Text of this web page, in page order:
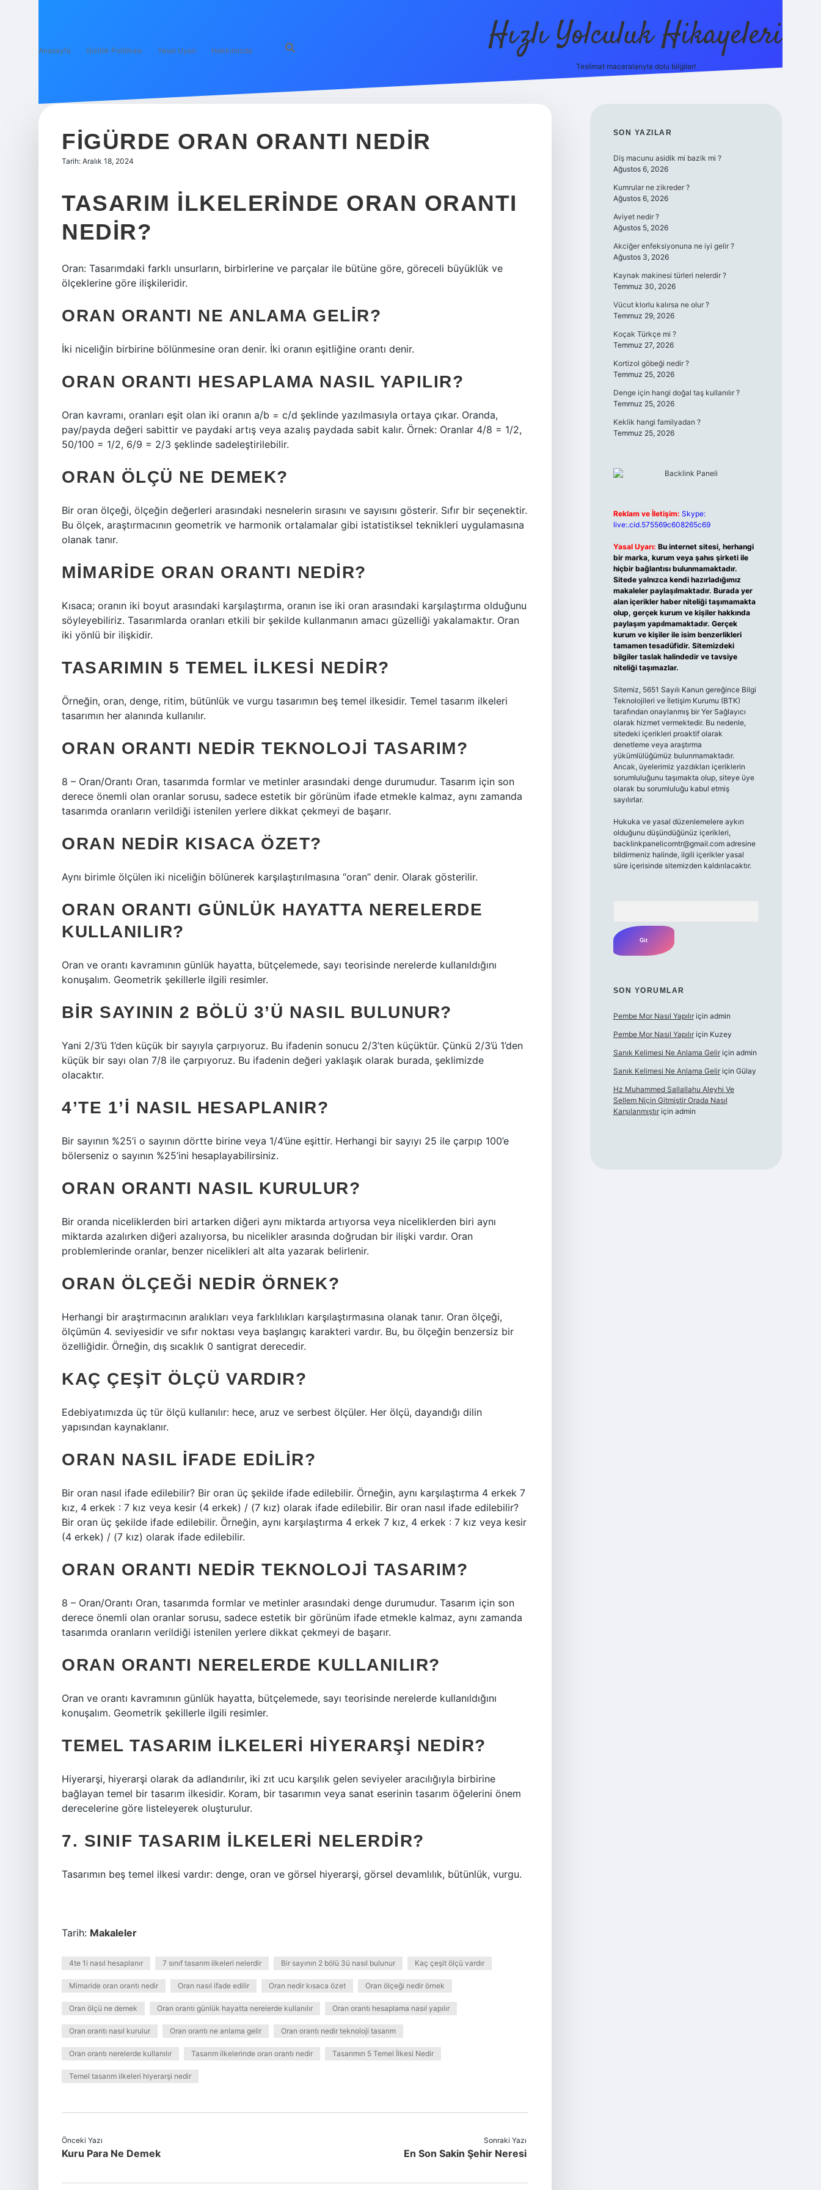
Anasayfa Gizlilik Politikası Yasal Uyarı Hakkımızda Hızlı Yolculuk Hikayeleri
Teslimat maceralarıyla dolu bilgiler!
FIGÜRDE ORAN ORANTI NEDIR
Tarih: Aralık 18, 2024
TASARIM ILKELERINDE ORAN ORANTI
NEDIR?
Oran: Tasarımdaki farklı unsurların, birbirlerine ve parçalar ile bütüne göre, göreceli büyüklük ve
ölçeklerine göre ilişkileridir.
ORAN ORANTI NE ANLAMA GELIR?
İki niceliğin birbirine bölünmesine oran denir. İki oranın eşitliğine orantı denir.
ORAN ORANTI HESAPLAMA NASIL YAPILIR?
Oran kavramı, oranları eşit olan iki oranın a/b = c/d şeklinde yazılmasıyla ortaya çıkar. Oranda,
pay/payda değeri sabittir ve paydaki artış veya azalış paydada sabit kalır. Örnek: Oranlar 4/8 = 1/2,
50/100 = 1/2, 6/9 = 2/3 şeklinde sadeleştirilebilir.
ORAN ÖLÇÜ NE DEMEK?
Bir oran ölçeği, ölçeğin değerleri arasındaki nesnelerin sırasını ve sayısını gösterir. Sıfır bir seçenektir.
Bu ölçek, araştırmacının geometrik ve harmonik ortalamalar gibi istatistiksel teknikleri uygulamasına
olanak tanır.
MIMARIDE ORAN ORANTI NEDIR?
Kısaca; oranın iki boyut arasındaki karşılaştırma, oranın ise iki oran arasındaki karşılaştırma olduğunu
söyleyebiliriz. Tasarımlarda oranları etkili bir şekilde kullanmanın amacı güzelliği yakalamaktır. Oran
iki yönlü bir ilişkidir.
TASARIMIN 5 TEMEL İLKESI NEDIR?
Örneğin, oran, denge, ritim, bütünlük ve vurgu tasarımın beş temel ilkesidir. Temel tasarım ilkeleri
tasarımın her alanında kullanılır.
ORAN ORANTI NEDIR TEKNOLOJI TASARIM?
8 – Oran/Orantı Oran, tasarımda formlar ve metinler arasındaki denge durumudur. Tasarım için son
derece önemli olan oranlar sorusu, sadece estetik bir görünüm ifade etmekle kalmaz, aynı zamanda
tasarımda oranların verildiği istenilen yerlere dikkat çekmeyi de başarır.
ORAN NEDIR KISACA ÖZET?
Aynı birimle ölçülen iki niceliğin bölünerek karşılaştırılmasına “oran” denir. Olarak gösterilir.
ORAN ORANTI GÜNLÜK HAYATTA NERELERDE
KULLANILIR?
Oran ve orantı kavramının günlük hayatta, bütçelemede, sayı teorisinde nerelerde kullanıldığını
konuşalım. Geometrik şekillerle ilgili resimler.
BIR SAYININ 2 BÖLÜ 3’Ü NASIL BULUNUR?
Yani 2/3’ü 1’den küçük bir sayıyla çarpıyoruz. Bu ifadenin sonucu 2/3’ten küçüktür. Çünkü 2/3’ü 1’den
küçük bir sayı olan 7/8 ile çarpıyoruz. Bu ifadenin değeri yaklaşık olarak burada, şeklimizde
olacaktır.
4’TE 1’I NASIL HESAPLANIR?
Bir sayının %25’i o sayının dörtte birine veya 1/4’üne eşittir. Herhangi bir sayıyı 25 ile çarpıp 100’e
bölerseniz o sayının %25’ini hesaplayabilirsiniz.
ORAN ORANTI NASIL KURULUR?
Bir oranda niceliklerden biri artarken diğeri aynı miktarda artıyorsa veya niceliklerden biri aynı
miktarda azalırken diğeri azalıyorsa, bu nicelikler arasında doğrudan bir ilişki vardır. Oran
problemlerinde oranlar, benzer nicelikleri alt alta yazarak belirlenir.
ORAN ÖLÇEĞI NEDIR ÖRNEK?
Herhangi bir araştırmacının aralıkları veya farklılıkları karşılaştırmasına olanak tanır. Oran ölçeği,
ölçümün 4. seviyesidir ve sıfır noktası veya başlangıç ​​karakteri vardır. Bu, bu ölçeğin benzersiz bir
özelliğidir. Örneğin, dış sıcaklık 0 santigrat derecedir.
KAÇ ÇEŞIT ÖLÇÜ VARDIR?
Edebiyatımızda üç tür ölçü kullanılır: hece, aruz ve serbest ölçüler. Her ölçü, dayandığı dilin
yapısından kaynaklanır.
ORAN NASIL IFADE EDILIR?
Bir oran nasıl ifade edilebilir? Bir oran üç şekilde ifade edilebilir. Örneğin, aynı karşılaştırma 4 erkek 7
kız, 4 erkek : 7 kız veya kesir (4 erkek) / (7 kız) olarak ifade edilebilir. Bir oran nasıl ifade edilebilir?
Bir oran üç şekilde ifade edilebilir. Örneğin, aynı karşılaştırma 4 erkek 7 kız, 4 erkek : 7 kız veya kesir
(4 erkek) / (7 kız) olarak ifade edilebilir.
ORAN ORANTI NEDIR TEKNOLOJI TASARIM?
8 – Oran/Orantı Oran, tasarımda formlar ve metinler arasındaki denge durumudur. Tasarım için son
derece önemli olan oranlar sorusu, sadece estetik bir görünüm ifade etmekle kalmaz, aynı zamanda
tasarımda oranların verildiği istenilen yerlere dikkat çekmeyi de başarır.
ORAN ORANTI NERELERDE KULLANILIR?
Oran ve orantı kavramının günlük hayatta, bütçelemede, sayı teorisinde nerelerde kullanıldığını
konuşalım. Geometrik şekillerle ilgili resimler.
TEMEL TASARIM ILKELERI HIYERARŞI NEDIR?
Hiyerarşi, hiyerarşi olarak da adlandırılır, iki zıt ucu karşılık gelen seviyeler aracılığıyla birbirine
bağlayan temel bir tasarım ilkesidir. Koram, bir tasarımın veya sanat eserinin tasarım öğelerini önem
derecelerine göre listeleyerek oluşturulur.
7. SINIF TASARIM ILKELERI NELERDIR?
Tasarımın beş temel ilkesi vardır: denge, oran ve görsel hiyerarşi, görsel devamlılık, bütünlük, vurgu.
Tarih: Makaleler
4te 1i nasıl hesaplanır 7 sınıf tasarım ilkeleri nelerdir Bir sayının 2 bölü 3ü nasıl bulunur Kaç çeşit ölçü vardır
Mimaride oran orantı nedir Oran nasıl ifade edilir Oran nedir kısaca özet Oran ölçeği nedir örnek
Oran ölçü ne demek Oran orantı günlük hayatta nerelerde kullanılır Oran orantı hesaplama nasıl yapılır
Oran orantı nasıl kurulur Oran orantı ne anlama gelir Oran orantı nedir teknoloji tasarım
Oran orantı nerelerde kullanılır Tasarım ilkelerinde oran orantı nedir Tasarımın 5 Temel İlkesi Nedir
Temel tasarım ilkeleri hiyerarşi nedir
Önceki Yazı
Kuru Para Ne Demek
Sonraki Yazı
En Son Sakin Şehir Neresi
SIDEBAR
SON YAZILAR
Diş macunu asidik mi bazik mi ?
Ağustos 6, 2026
Kumrular ne zikreder ?
Ağustos 6, 2026
Aviyet nedir ?
Ağustos 5, 2026
Akciğer enfeksiyonuna ne iyi gelir ?
Ağustos 3, 2026
Kaynak makinesi türleri nelerdir ?
Temmuz 30, 2026
Vücut klorlu kalırsa ne olur ?
Temmuz 29, 2026
Koçak Türkçe mi ?
Temmuz 27, 2026
Kortizol göbeği nedir ?
Temmuz 25, 2026
Denge için hangi doğal taş kullanılır ?
Temmuz 25, 2026
Keklik hangi familyadan ?
Temmuz 25, 2026
Reklam ve İletişim: Skype:
live:.cid.575569c608265c69
Yasal Uyarı: Bu internet sitesi, herhangi
bir marka, kurum veya şahıs şirketi ile
hiçbir bağlantısı bulunmamaktadır.
Sitede yalnızca kendi hazırladığımız
makaleler paylaşılmaktadır. Burada yer
alan içerikler haber niteliği taşımamakta
olup, gerçek kurum ve kişiler hakkında
paylaşım yapılmamaktadır. Gerçek
kurum ve kişiler ile isim benzerlikleri
tamamen tesadüfidir. Sitemizdeki
bilgiler taslak halindedir ve tavsiye
niteliği taşımazlar.
Sitemiz, 5651 Sayılı Kanun gereğince Bilgi
Teknolojileri ve İletişim Kurumu (BTK)
tarafından onaylanmış bir Yer Sağlayıcı
olarak hizmet vermektedir. Bu nedenle,
sitedeki içerikleri proaktif olarak
denetleme veya araştırma
yükümlülüğümüz bulunmamaktadır.
Ancak, üyelerimiz yazdıkları içeriklerin
sorumluluğunu taşımakta olup, siteye üye
olarak bu sorumluluğu kabul etmiş
sayılırlar.
Hukuka ve yasal düzenlemelere aykırı
olduğunu düşündüğünüz içerikleri,
backlinkpanelicomtr@gmail.comadresine
bildirmeniz halinde, ilgili içerikler yasal
süre içerisinde sitemizden kaldırılacaktır.
SON YORUMLAR
Pembe Mor Nasıl Yapılıriçin admin
Pembe Mor Nasıl Yapılıriçin Kuzey
Sanık Kelimesi Ne Anlama Geliriçin admin
Sanık Kelimesi Ne Anlama Geliriçin Gülay
Hz Muhammed Sallallahu Aleyhi Ve
Sellem Niçin Gitmiştir Orada Nasıl
Karşılanmıştıriçin admin